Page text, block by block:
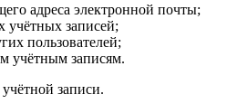
адреса электронной почты;
учётных записей;
пользователей;
учётным записям.
записи.